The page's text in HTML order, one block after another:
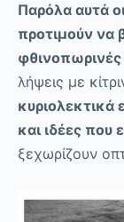
Παρόλα αυτά
προτιμούν να
φθινοπωρινές
λήψεις με
και ιδέες που
ξεχωρίζουν